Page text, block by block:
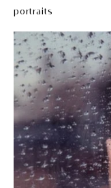
portraits